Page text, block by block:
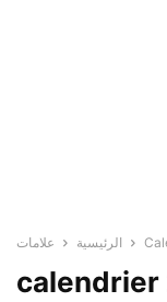
الرئيسية علامات
calendrier